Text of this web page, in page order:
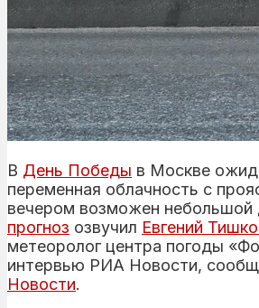
В День Победы в Москве
переменная облачность с
вечером возможен небольшой
прогноз озвучил Евгений
метеоролог центра погоды
интервью РИА Новости,
Новости.